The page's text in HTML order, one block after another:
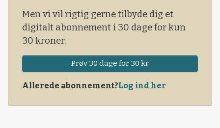
Men vi vil rigtig gerne tilbyde dig et
digitalt abonnement i 30 dage for kun
30 kroner.
Prøv 30 dage for 30 kr
Allerede abonnement?Log ind her